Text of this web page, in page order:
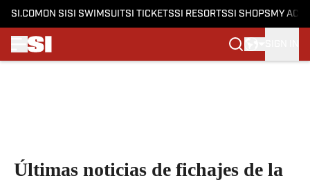
SI.COM ON SI SI SWIMSUITSI TICKETSSI RESORTSSI SHOPS MY
Últimas noticias de fichajes de la